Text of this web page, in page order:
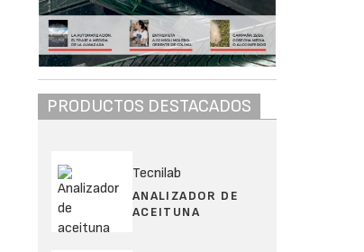
PRODUCTOS DESTACADOS
Tecnilab
ANALIZADOR DE
ACEITUNA